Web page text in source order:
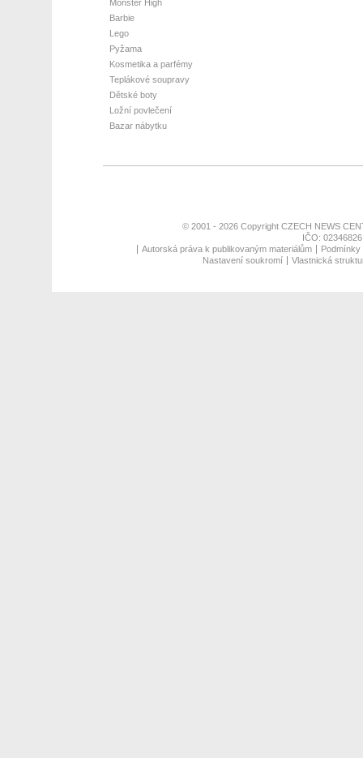
Monster High
Barbie
Lego
Pyžama
Kosmetika a parfémy
Teplákové soupravy
Dětské boty
Ložní povlečení
Bazar nábytku
© 2001 - 2026 Copyright CZECH NEWS
IČO:
Autorská práva k publikovaným materiálům
Nastavení soukromí
Vlastnická